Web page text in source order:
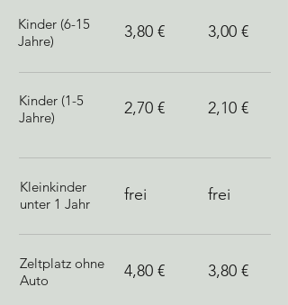
Zeltplatz ohne
Auto
4,80 € 3,80 €
Kleinkinder
unter 1 Jahr
frei frei
Kinder (1-5
Jahre)
2,70 € 2,10 €
Kinder (6-15
Jahre)
3,80 € 3,00 €